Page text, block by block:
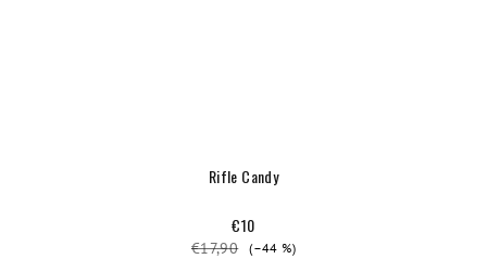
Rifle Candy
€10
€17,90 (–44 %)